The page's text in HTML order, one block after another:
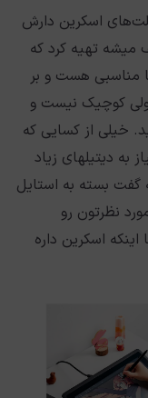
اسکرین دارش
میشه تهیه کرد که
مناسبی هست و بر
ولی کوچیک نیست و
خیلی از کسایی که
به دیتیلهای زیاد
بسته به استایل
نظرتون رو
اسکرین داره